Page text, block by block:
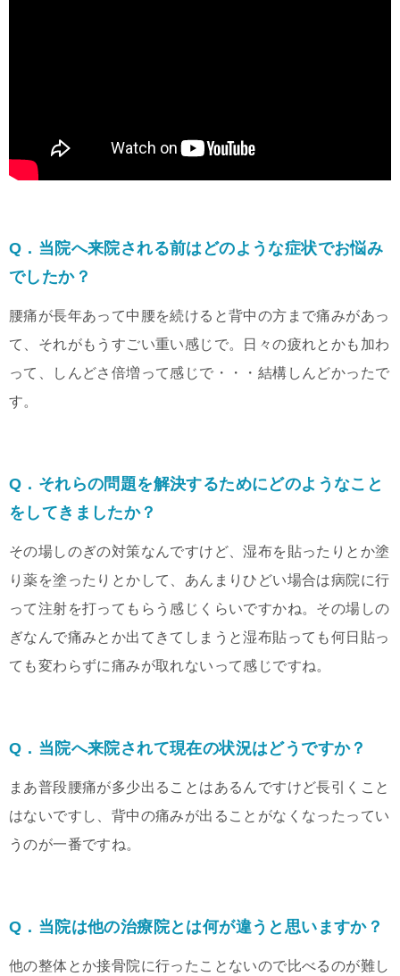
Q．当院へ来院される前はどのような症状でお悩み
でしたか？
腰痛が長年あって中腰を続けると背中の方まで痛みがあっ
て、それがもうすごい重い感じで。日々の疲れとかも加わ
って、しんどさ倍増って感じで・・・結構しんどかったで
す。
Q．それらの問題を解決するためにどのようなこと
をしてきましたか？
その場しのぎの対策なんですけど、湿布を貼ったりとか塗
り薬を塗ったりとかして、あんまりひどい場合は病院に行
って注射を打ってもらう感じくらいですかね。その場しの
ぎなんで痛みとか出てきてしまうと湿布貼っても何日貼っ
ても変わらずに痛みが取れないって感じですね。
Q．当院へ来院されて現在の状況はどうですか？
まあ普段腰痛が多少出ることはあるんですけど長引くこと
はないですし、背中の痛みが出ることがなくなったってい
うのが一番ですね。
Q．当院は他の治療院とは何が違うと思いますか？
他の整体とか接骨院に行ったことないので比べるのが難し